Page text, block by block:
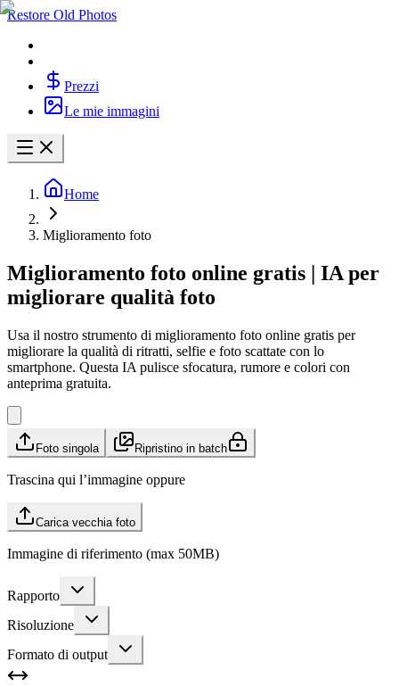
Restore Old Photos
Prezzi
Le mie immagini
Home
Miglioramento foto
Miglioramento foto online gratis | IA per
migliorare qualità foto
Usa il nostro strumento di miglioramento foto online gratis per
migliorare la qualità di ritratti, selfie e foto scattate con lo
smartphone. Questa IA pulisce sfocatura, rumore e colori con
anteprima gratuita.
Foto singola Ripristino in batch
Trascina qui l’immagine oppure
Carica vecchia foto
Immagine di riferimento (max 50MB)
Rapporto
Risoluzione
Formato di output